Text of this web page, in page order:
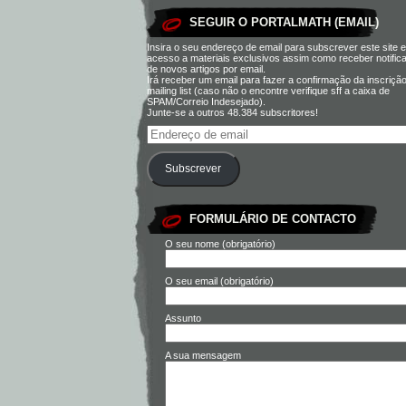
SEGUIR O PORTALMATH (EMAIL)
Insira o seu endereço de email para subscrever este site
acesso a materiais exclusivos assim como receber
de novos artigos por email.
Irá receber um email para fazer a confirmação da
mailing list (caso não o encontre verifique sff a caixa de
SPAM/Correio Indesejado).
Junte-se a outros 48.384 subscritores!
Subscrever
FORMULÁRIO DE CONTACTO
O seu nome (obrigatório)
O seu email (obrigatório)
Assunto
A sua mensagem